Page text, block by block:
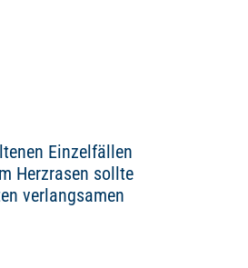
Einzelfällen
Herzrasen sollte
verlangsamen